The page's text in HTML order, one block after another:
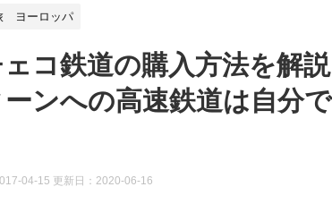
ヨーロッパ
ェコ鉄道の購入方法を解
ンへの高速鉄道は自分
04-15 更新日： 2020-06-16